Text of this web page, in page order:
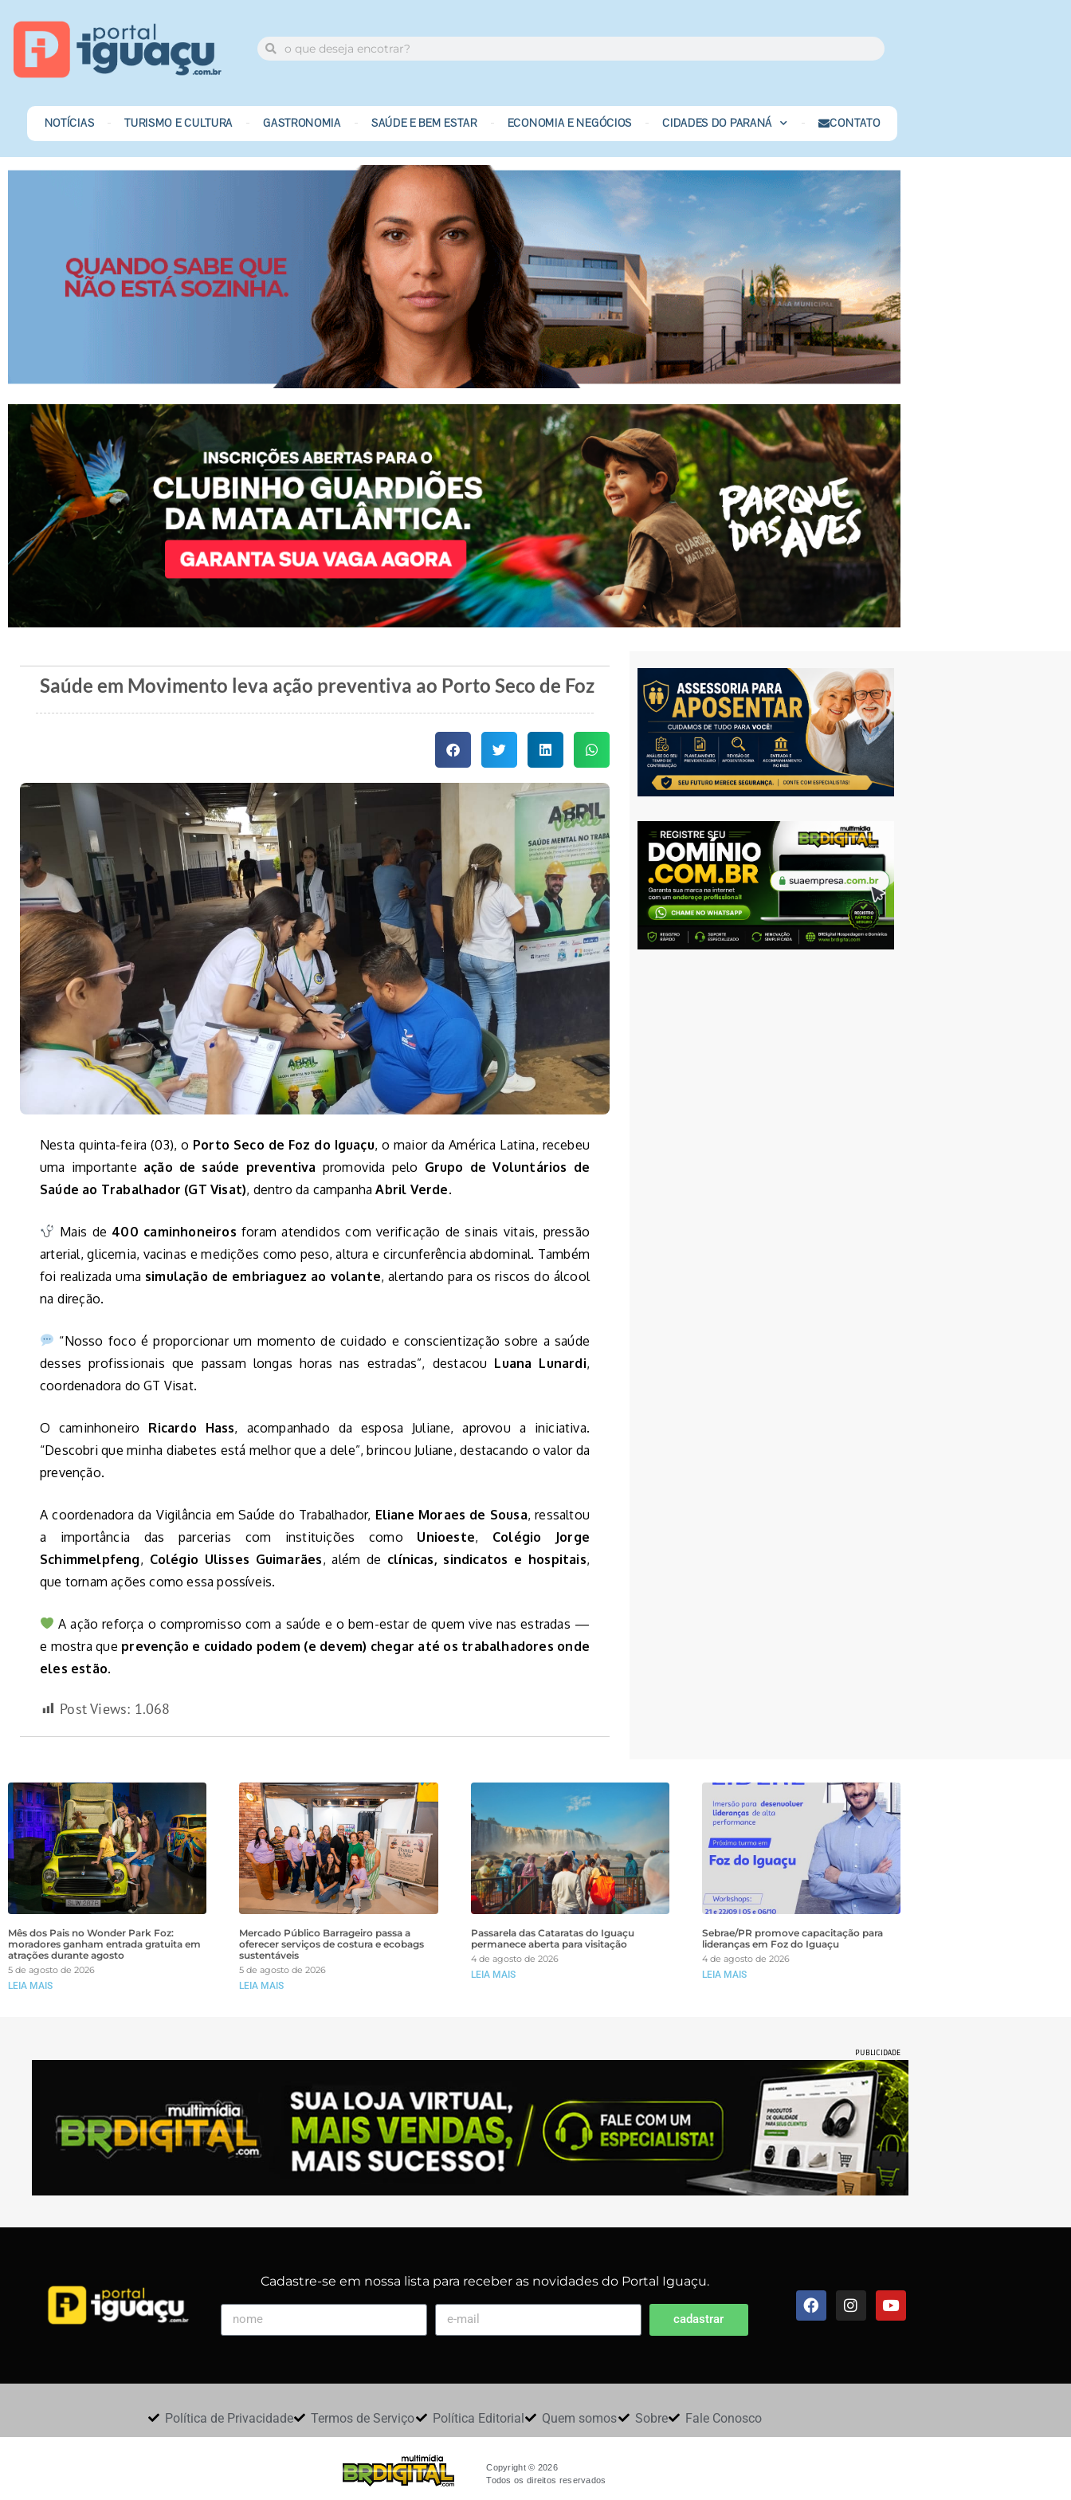
NOTÍCIAS TURISMO E CULTURA GASTRONOMIA SAÚDE E BEM ESTAR ECONOMIA E NEGÓCIOS CIDADES DO PARANÁ CONTATO
Saúde em Movimento leva ação preventiva ao Porto Seco de Foz
Nesta quinta-feira (03), o Porto Seco de Foz do Iguaçu, o maior da América Latina, recebeu
uma importante ação de saúde preventiva promovida pelo Grupo de Voluntários de
Saúde ao Trabalhador (GT Visat), dentro da campanhaAbril Verde.
Mais de 400 caminhoneiros foram atendidos com verificação de sinais vitais, pressão
arterial, glicemia, vacinas e medições como peso, altura e circunferência abdominal. Também
foi realizada uma simulação de embriaguez ao volante, alertando para os riscos do álcool
na direção.
“Nosso foco é proporcionar um momento de cuidado e conscientização sobre a saúde
desses profissionais que passam longas horas nas estradas”, destacou Luana Lunardi,
coordenadora do GT Visat.
O caminhoneiro Ricardo Hass, acompanhado da esposa Juliane, aprovou a iniciativa.
“Descobri que minha diabetes está melhor que a dele”, brincou Juliane, destacando o valor da
prevenção.
A coordenadora da Vigilância em Saúde do Trabalhador, Eliane Moraes de Sousa, ressaltou
a importância das parcerias com instituições como Unioeste, Colégio Jorge
Schimmelpfeng, Colégio Ulisses Guimarães, além de clínicas, sindicatos e hospitais,
que tornam ações como essa possíveis.
A ação reforça o compromisso com a saúde e o bem-estar de quem vive nas estradas —
e mostra que prevenção e cuidado podem (e devem) chegar até os trabalhadores onde
eles estão.
Post Views: 1.068
Mês dos Pais no Wonder Park Foz:
moradores ganham entrada gratuita em
atrações durante agosto
5 de agosto de 2026
LEIA MAIS
Mercado Público Barrageiro passa a
oferecer serviços de costura e ecobags
sustentáveis
5 de agosto de 2026
LEIA MAIS
Passarela das Cataratas do Iguaçu
permanece aberta para visitação
4 de agosto de 2026
LEIA MAIS
Sebrae/PR promove capacitação para
lideranças em Foz do Iguaçu
4 de agosto de 2026
LEIA MAIS
PUBLICIDADE
Cadastre-se em nossa lista para receber as novidades do Portal Iguaçu.
cadastrar
Política de Privacidade Termos de Serviço Política Editorial Quem somos Sobre Fale Conosco
Copyright © 2026
Todos os direitos reservados